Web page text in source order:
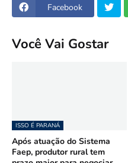
Facebook
Você Vai Gostar
ISSO É PARANÁ
Após atuação do Sistema
Faep, produtor rural tem